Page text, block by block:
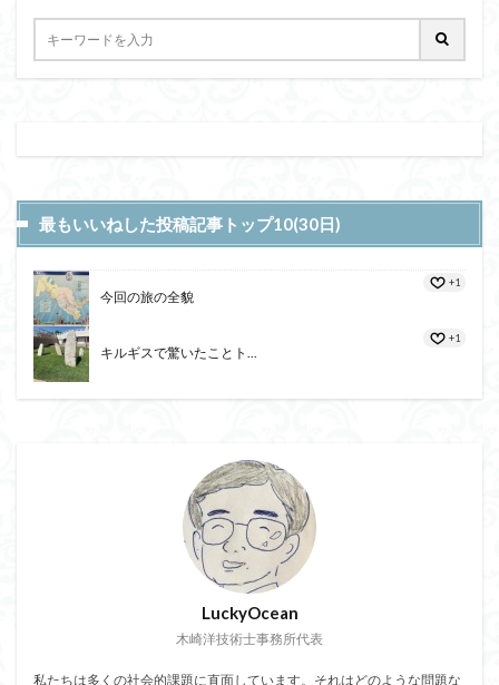
最もいいねした投稿記事トップ10(30日)
今回の旅の全貌
+1
キルギスで驚いたことト...
+1
LuckyOcean
木崎洋技術士事務所代表
私たちは多くの社会的課題に直面しています。それはどのような問題な